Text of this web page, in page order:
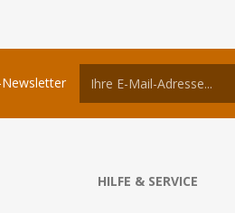
HILFE & SERVICE